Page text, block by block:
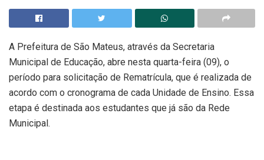
A Prefeitura de São Mateus, através da Secretaria
Municipal de Educação, abre nesta quarta-feira (09), o
período para solicitação de Rematrícula, que é realizada de
acordo com o cronograma de cada Unidade de Ensino. Essa
etapa é destinada aos estudantes que já são da Rede
Municipal.